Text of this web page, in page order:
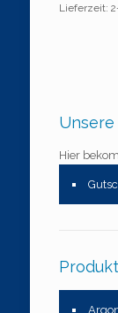
Lieferzeit:
Hier